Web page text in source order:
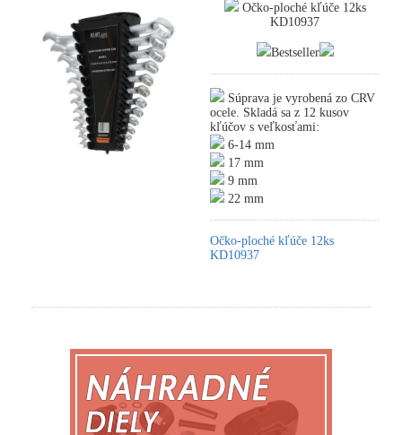
Očko-ploché kľúče 12ks
KD10937
Bestseller
Súprava je vyrobená zo CRV
ocele. Skladá sa z 12 kusov
kľúčov s veľkosťami:
6-14 mm
17 mm
9 mm
22 mm
Očko-ploché kľúče 12ks
KD10937